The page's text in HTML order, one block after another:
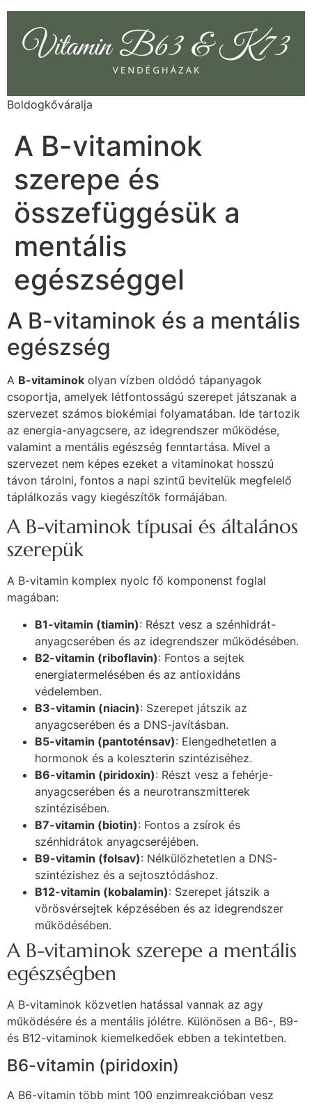
Boldogkőváralja
A B-vitaminok
szerepe és
összefüggésük a
mentális
egészséggel
A B-vitaminok és a mentális
egészség
A B-vitaminok olyan vízben oldódó tápanyagok
csoportja, amelyek létfontosságú szerepet játszanak a
szervezet számos biokémiai folyamatában. Ide tartozik
az energia-anyagcsere, az idegrendszer működése,
valamint a mentális egészség fenntartása. Mivel a
szervezet nem képes ezeket a vitaminokat hosszú
távon tárolni, fontos a napi szintű bevitelük megfelelő
táplálkozás vagy kiegészítők formájában.
A B-vitaminok típusai és általános
szerepük
A B-vitamin komplex nyolc fő komponenst foglal
magában:
B1-vitamin (tiamin): Részt vesz a szénhidrát-
anyagcserében és az idegrendszer működésében.
B2-vitamin (riboflavin): Fontos a sejtek
energiatermelésében és az antioxidáns
védelemben.
B3-vitamin (niacin): Szerepet játszik az
anyagcserében és a DNS-javításban.
B5-vitamin (pantoténsav): Elengedhetetlen a
hormonok és a koleszterin szintéziséhez.
B6-vitamin (piridoxin): Részt vesz a fehérje-
anyagcserében és a neurotranszmitterek
szintézisében.
B7-vitamin (biotin): Fontos a zsírok és
szénhidrátok anyagcseréjében.
B9-vitamin (folsav): Nélkülözhetetlen a DNS-
szintézishez és a sejtosztódáshoz.
B12-vitamin (kobalamin): Szerepet játszik a
vörösvérsejtek képzésében és az idegrendszer
működésében.
A B-vitaminok szerepe a mentális
egészségben
A B-vitaminok közvetlen hatással vannak az agy
működésére és a mentális jólétre. Különösen a B6-, B9-
és B12-vitaminok kiemelkedőek ebben a tekintetben.
B6-vitamin (piridoxin)
A B6-vitamin több mint 100 enzimreakcióban vesz